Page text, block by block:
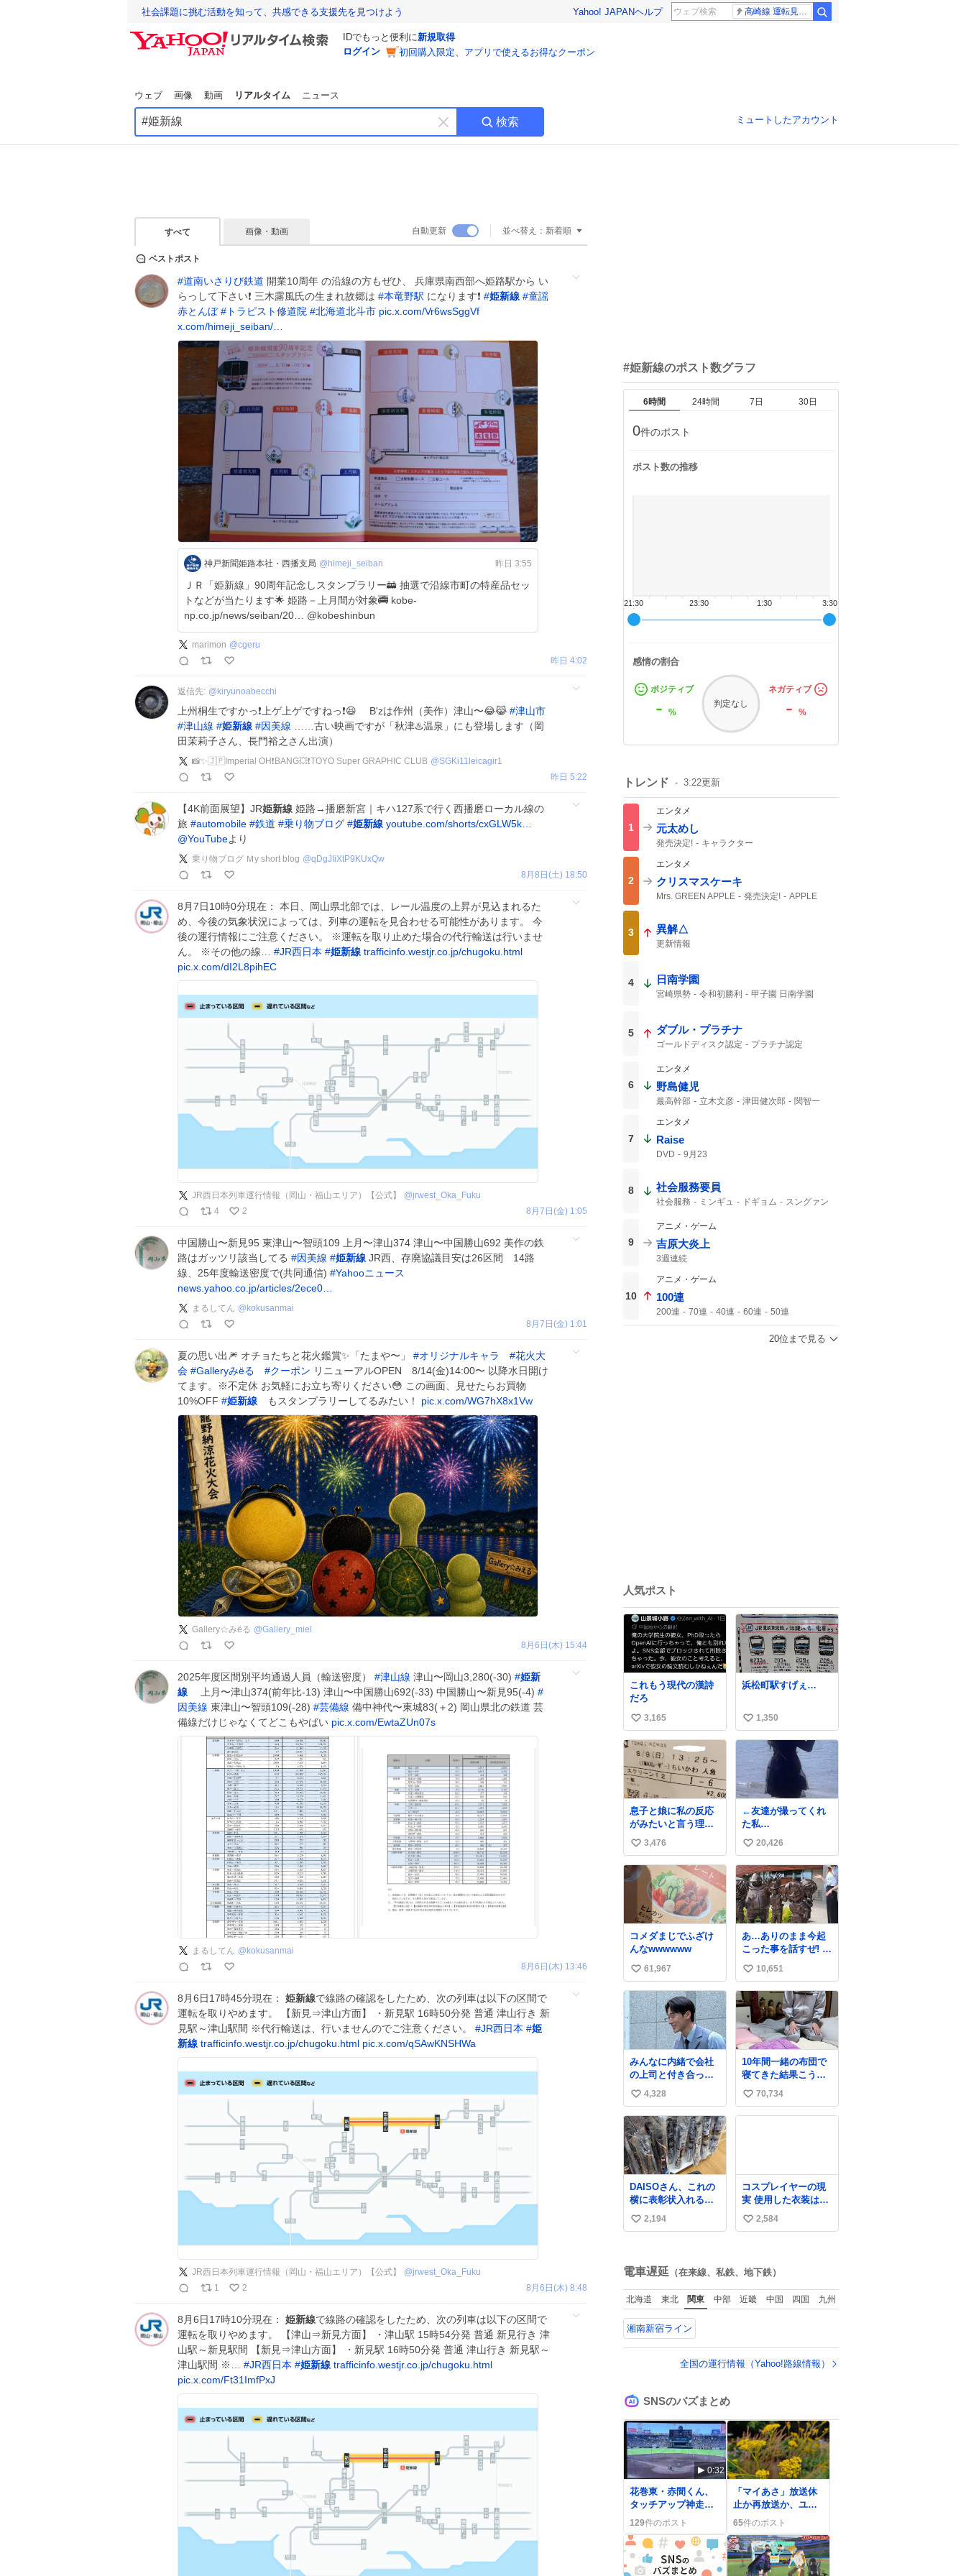
社会課題に挑む活動を知って、共感できる支援先を見つけよう Yahoo! JAPANヘルプ 高崎線 運転見合わせ
IDでもっと便利に新規取得
ログイン
初回購入限定、アプリで使えるお得なクーポン
ウェブ 画像 動画 リアルタイム ニュース
キ
ー
す
検索 ミュートしたアカウント
すべて 画像・動画 自動更新 並べ替え： 新着順
ベストポスト
#道南いさりび鉄道 開業10周年 の沿線の方もぜひ、 兵庫県南西部へ姫路駅から い
らっして下さい❗️ 三木露風氏の生まれ故郷は #本竜野駅 になります❗️ #姫新線 #童謡
赤とんぼ # トラピスト修道院 #北海道北斗市 pic.x.com/Vr6wsSggVf
x.com/himeji_seiban/…
神戸新聞姫路本社・西播支局 @himeji_seiban 昨日 3:55
ＪＲ「姫新線」90周年記念しスタンプラリー🚋 抽選で沿線市町の特産品セッ
トなどが当たります🌟 姫路－上月間が対象🚎 kobe-
np.co.jp/news/seiban/20… @kobeshinbun
marimon @cgeru
昨日 4:02
返信先: @ kiryunoabecchi
上州桐生ですかっ❗上ゲ上ゲですねっ❗😆 B'zは作州（美作）津山〜😂😹 #津山市
#津山線 #姫新線 #因美線 ……古い映画ですが「秋津♨️温泉」にも登場します（岡
田茉莉子さん、長門裕之さん出演）
📸✨🇯🇵Imperial OH❗BANG💥❗TOYO Super GRAPHIC CLUB @SGKi11leicagir1
昨日 5:22
【4K前面展望】JR姫新線 姫路→播磨新宮｜キハ127系で行く西播磨ローカル線の
旅 #automobile #鉄道 #乗り物ブログ #姫新線 youtube.com/shorts/cxGLW5k…
@YouTubeより
乗り物ブログ Ｍy short blog @qDgJIiXtP9KUxQw
8月8日(土) 18:50
8月7日10時0分現在： 本日、岡山県北部では、レール温度の上昇が見込まれるた
め、今後の気象状況によっては、列車の運転を見合わせる可能性があります。 今
後の運行情報にご注意ください。 ※運転を取り止めた場合の代行輸送は行いませ
ん。 ※その他の線… #JR西日本 #姫新線 trafficinfo.westjr.co.jp/chugoku.html
pic.x.com/dI2L8pihEC
JR西日本列車運行情報（岡山・福山エリア）【公式】 @jrwest_Oka_Fuku
4
2 8月7日(金) 1:05
中国勝山〜新見95 東津山〜智頭109 上月〜津山374 津山〜中国勝山692 美作の鉄
路はガッツリ該当してる #因美線 #姫新線 JR西、存廃協議目安は26区間 14路
線、25年度輸送密度で(共同通信) #Yahooニュース
news.yahoo.co.jp/articles/2ece0…
まるしてん @ kokusanmai
8月7日(金) 1:01
夏の思い出🎆 オチョたちと花火鑑賞✨️「たまや〜」 #オリジナルキャラ #花火大
会 #Galleryみëる #クーポン リニューアルOPEN 8/14(金)14:00〜 以降水日開け
てます。※不定休 お気軽にお立ち寄りください😳 この画面、見せたらお買物
10%OFF #姫新線 もスタンプラリーしてるみたい！ pic.x.com/WG7hX8x1Vw
Gallery☆みëる @Gallery_miel
8月6日(木) 15:44
2025年度区間別平均通過人員（輸送密度） #津山線 津山〜岡山3,280(-30) #姫新
線 上月〜津山374(前年比-13) 津山〜中国勝山692(-33) 中国勝山〜新見95(-4) #
因美線 東津山〜智頭109(-28) #芸備線 備中神代〜東城83(＋2) 岡山県北の鉄道 芸
備線だけじゃなくてどこもやばい pic.x.com/EwtaZUn07s
まるしてん @ kokusanmai
8月6日(木) 13:46
8月6日17時45分現在： 姫新線で線路の確認をしたため、次の列車は以下の区間で
運転を取りやめます。 【新見⇒津山方面】 ・新見駅 16時50分発 普通 津山行き 新
見駅～津山駅間 ※代行輸送は、行いませんのでご注意ください。 #JR西日本 #姫
新線 trafficinfo.westjr.co.jp/chugoku.html pic.x.com/qSAwKNSHWa
JR西日本列車運行情報（岡山・福山エリア）【公式】 @jrwest_Oka_Fuku
1
2 8月6日(木) 8:48
8月6日17時10分現在： 姫新線で線路の確認をしたため、次の列車は以下の区間で
運転を取りやめます。 【津山⇒新見方面】 ・津山駅 15時54分発 普通 新見行き 津
山駅～新見駅間 【新見⇒津山方面】 ・新見駅 16時50分発 普通 津山行き 新見駅～
津山駅間 ※… #JR西日本 #姫新線 trafficinfo.westjr.co.jp/chugoku.html
pic.x.com/Ft31ImfPxJ
#姫新線のポスト数グラフ
6時間 24時間 7日 30日
0件のポスト
ポスト数の推移
3:30
1:30
23:30
21:30
感情の割合
ポジティブ
- %
判定なし
ネガティブ
-%
トレンド 3:22更新
1
エンタメ
元太めし
発売決定! キャラクター
2
エンタメ
クリスマスケーキ
Mrs. GREEN APPLE 発売決定! APPLE
3 異解△
更新情報
4 日南学園
宮崎県勢 令和初勝利
甲子園 日南学園
5 ダブル・プラチナ
ゴールドディスク認定 プラチナ認定
6
エンタメ
野島健児
最高幹部 立木文彦 津田健次郎
関智一
7
エンタメ
Raise
DVD 9月23
8 社会服務要員
社会服務 ミンギュ ドギョム
スングァン
9
アニメ・ゲーム
吉原大炎上
3週連続
10
アニメ・ゲーム
100連
200連 70連 40連 60連 50連
20位まで見る
人気ポスト
これもう現代の漢詩
だろ
い
い
ね
数
3,165
浜松町駅すげぇ…
い
い
ね
数
1,350
息子と娘に私の反応
がみたいと言う理由
で、セブンの赤魚の
煮付けを食べさせら
れ、ちいかわの映画
に連れてこられまし
た 一体どういうこと
なんやで…
い
い
ね
3,476
←友達が撮ってくれ
た私
友達が描いてく
れた私→
い
い
ね
数
20,426
コメダまじでふざけ
んなwwwwww
い
い
ね
数
61,967
あ…ありのまま今起
こった事を話すぜ! コ
ナン展で女の子に
「千速さんです
か！？」 と声をかけ
られた。 あぁ鞄の装
飾かなと思ったら
「背も高いし見た目
もすごく千速さんだ
と思いました！」 そ
れでは聞いてくださ
い。 ＿人人人人人＿
＞今日は私服＜ ￣
Y^Y^Y^Y^Y^￣ #白
樹鳥取大阪コナン旅
い
い
ね
数
10,651
みんなに内緒で会社
の上司と付き合って
ます
い
い
ね
数
4,328
10年間一緒の布団で
寝てきた結果こうな
りました…
い
い
70,734
DAISOさん、これの
横に表彰状入れる筒
おいとくと一緒に売
れますのでご検討下
い
数
2,194
コスプレイヤーの現
実 使用した衣装は破
損防止のため洗濯機
に入れられないの
い
数
2,584
電車遅延 （在来線、私鉄、地下鉄）
北海道 東北 関東 中部 近畿 中国 四国 九州
湘南新宿ライン
全国の運行情報（Yahoo!路線情報）
SNSのバズまとめ
0:32
花巻東・赤間くん、
タッチアップ神走塁
で追加点 SNSで称
賛の声続出
129件のポスト
「マイあさ」放送休
止か再放送か、ユー
ザーの「休み？」声
が広がり期待と不安
が交錯
65件のポスト